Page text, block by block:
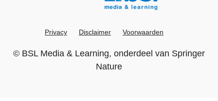
Privacy Disclaimer Voorwaarden
© BSL Media & Learning, onderdeel van Springer
Nature